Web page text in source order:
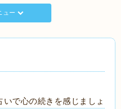
ュー
で心の続きを感じましょ